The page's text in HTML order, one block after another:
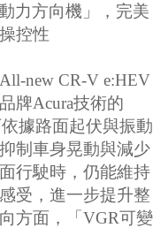
力方向機」，完美
控性
new CR-V e:HEV
牌Acura技術的
據路面起伏與振動
制車身晃動與減少
行駛時，仍能維持
受，進一步提升整
方面，「VGR可變